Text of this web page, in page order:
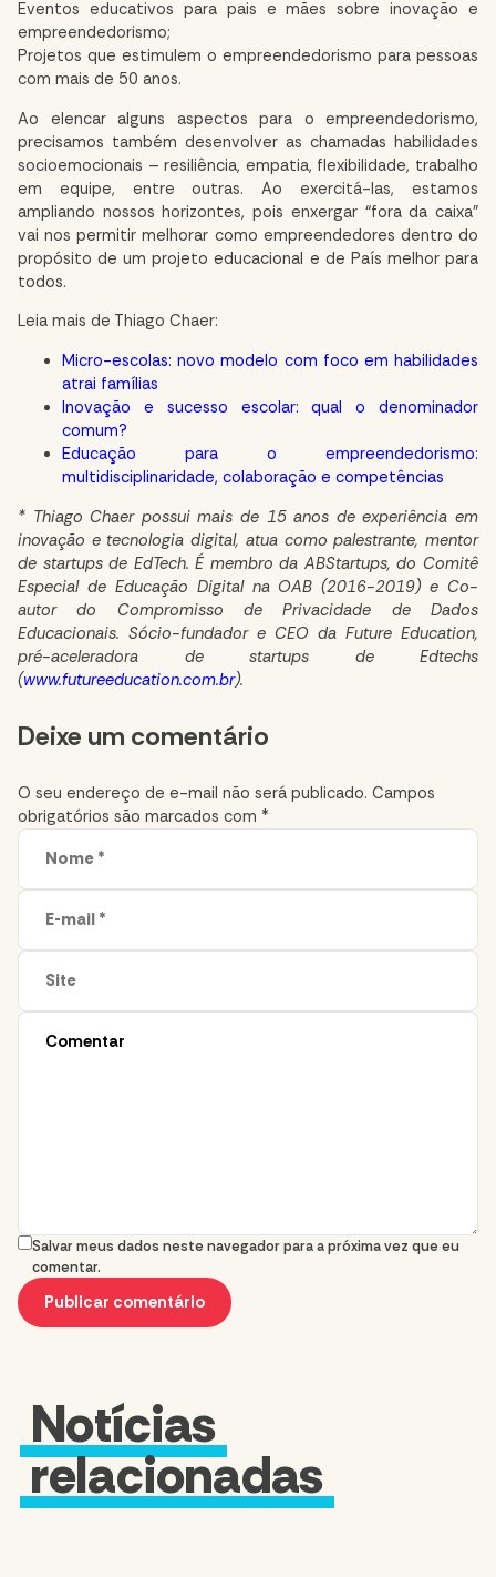
Eventos educativos para pais e mães sobre inovação e
empreendedorismo;
Projetos que estimulem o empreendedorismo para pessoas
com mais de 50 anos.
Ao elencar alguns aspectos para o empreendedorismo,
precisamos também desenvolver as chamadas habilidades
socioemocionais – resiliência, empatia, flexibilidade, trabalho
em equipe, entre outras. Ao exercitá-las, estamos
ampliando nossos horizontes, pois enxergar “fora da caixa”
vai nos permitir melhorar como empreendedores dentro do
propósito de um projeto educacional e de País melhor para
todos.
Leia mais de Thiago Chaer:
Micro-escolas: novo modelo com foco em habilidades
atrai famílias
Inovação e sucesso escolar: qual o denominador
comum?
Educação para o empreendedorismo:
multidisciplinaridade, colaboração e competências
* Thiago Chaer possui mais de 15 anos de experiência em
inovação e tecnologia digital, atua como palestrante, mentor
de startups de EdTech. É membro da ABStartups, do Comitê
Especial de Educação Digital na OAB (2016-2019) e Co-
autor do Compromisso de Privacidade de Dados
Educacionais. Sócio-fundador e CEO da Future Education,
pré-aceleradora de startups de Edtechs
(www.futureeducation.com.br).
Comment
section
Deixe um comentário
O seu endereço de e-mail não será publicado. Campos
obrigatórios são marcados com *
Salvar meus dados neste navegador para a próxima vez que eu
comentar.
Notícias
relacionadas